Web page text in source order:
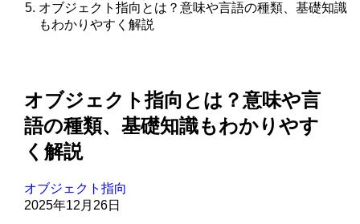
オブジェクト指向とは？意味や言語の種類、基礎知識
もわかりやすく解説
オブジェクト指向とは？意味や言
語の種類、基礎知識もわかりやす
く解説
オブジェクト指向
2025年12月26日